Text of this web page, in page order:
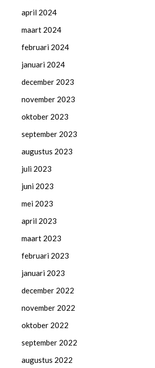
april 2024
maart 2024
februari 2024
januari 2024
december 2023
november 2023
oktober 2023
september 2023
augustus 2023
juli 2023
juni 2023
mei 2023
april 2023
maart 2023
februari 2023
januari 2023
december 2022
november 2022
oktober 2022
september 2022
augustus 2022